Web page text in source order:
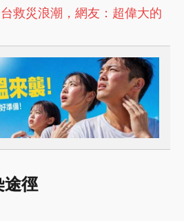
救災浪潮，網友：超偉大的
途徑